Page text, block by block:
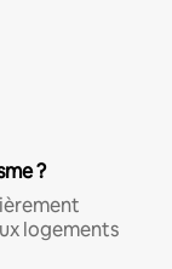
?
logements